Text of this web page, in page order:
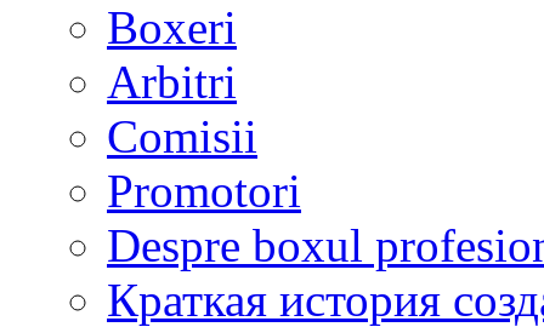
Boxeri
Arbitri
Comisii
Promotori
Despre boxul
Краткая история